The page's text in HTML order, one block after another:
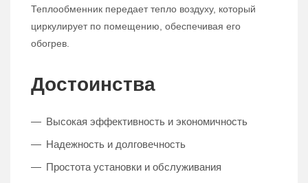
Теплообменник передает тепло воздуху, который
циркулирует по помещению, обеспечивая его
обогрев.
Достоинства
Высокая эффективность и экономичность
Надежность и долговечность
Простота установки и обслуживания